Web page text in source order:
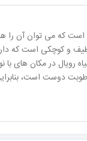
است که می توان
و کوچکی است که
در مکان های با
دوست است،